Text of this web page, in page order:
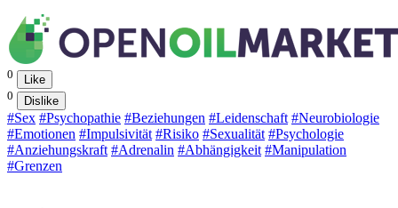
0
Like
0
Dislike
#Sex #Psychopathie #Beziehungen #Leidenschaft #Neurobiologie
#Emotionen #Impulsivität #Risiko #Sexualität #Psychologie
#Anziehungskraft #Adrenalin #Abhängigkeit #Manipulation
#Grenzen